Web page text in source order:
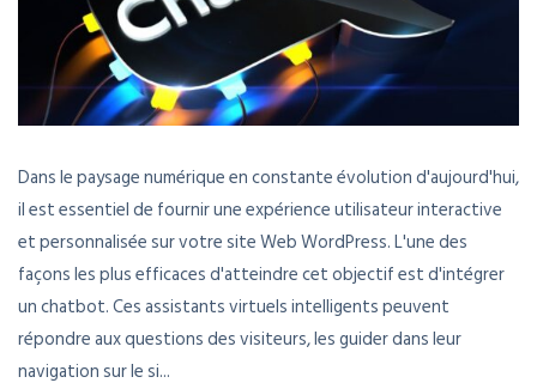
Dans le paysage numérique en constante évolution d'aujourd'hui,
il est essentiel de fournir une expérience utilisateur interactive
et personnalisée sur votre site Web WordPress. L'une des
façons les plus efficaces d'atteindre cet objectif est d'intégrer
un chatbot. Ces assistants virtuels intelligents peuvent
répondre aux questions des visiteurs, les guider dans leur
navigation sur le si...